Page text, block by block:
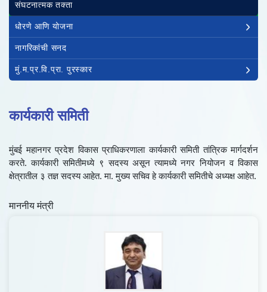
संघटनात्मक तक्ता
धोरणे आणि योजना
नागरिकांची सनद
मुं.म.प्र.वि.प्रा. पुरस्कार
कार्यकारी समिती
मुंबई महानगर प्रदेश विकास प्राधिकरणाला कार्यकारी समिती तांत्रिक मार्गदर्शन
करते. कार्यकारी समितीमध्ये ९ सदस्य असून त्यामध्ये नगर नियोजन व विकास
क्षेत्रातील ३ तज्ञ सदस्य आहेत. मा. मुख्य सचिव हे कार्यकारी समितीचे अध्यक्ष आहेत.
माननीय मंत्री